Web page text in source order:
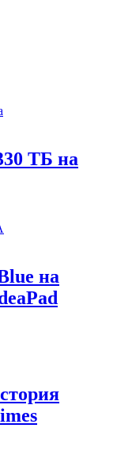
ТБ на
на